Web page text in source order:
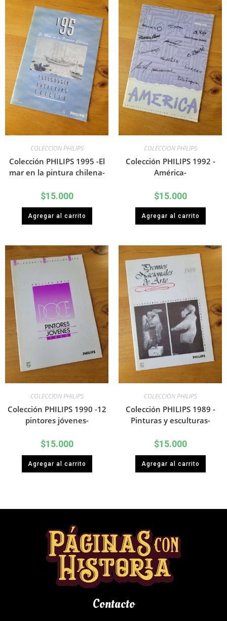
COLECCION PHILIPS
Colección PHILIPS 1995 -El
mar en la pintura chilena-
$15.000
Agregar al carrito
COLECCION PHILIPS
Colección PHILIPS 1992 -
América-
$15.000
Agregar al carrito
COLECCION PHILIPS
Colección PHILIPS 1990 -12
pintores jóvenes-
$15.000
Agregar al carrito
COLECCION PHILIPS
Colección PHILIPS 1989 -
Pinturas y esculturas-
$15.000
Agregar al carrito
Contacto